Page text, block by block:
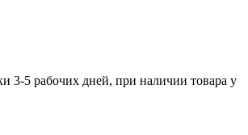
3-5 рабочих дней, при наличии товара у